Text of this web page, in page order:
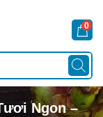
0
Ngon –